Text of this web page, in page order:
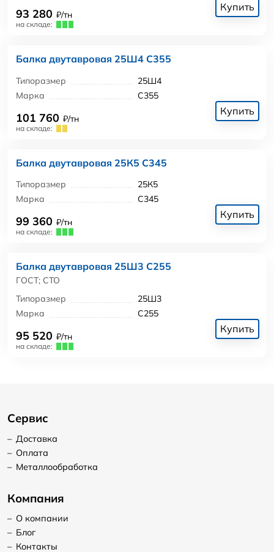
93 280 ₽/тн
на складе:
Купить
Балка двутавровая 25Ш4 С355
Типоразмер
25Ш4
Марка
С355
101 760 ₽/тн
на складе:
Купить
Балка двутавровая 25К5 С345
Типоразмер
25К5
Марка
С345
99 360 ₽/тн
на складе:
Купить
Балка двутавровая 25Ш3 С255
ГОСТ; СТО
Типоразмер
25Ш3
Марка
С255
95 520 ₽/тн
на складе:
Купить
Сервис
– Доставка
– Оплата
– Металлообработка
Компания
– О компании
– Блог
– Контакты